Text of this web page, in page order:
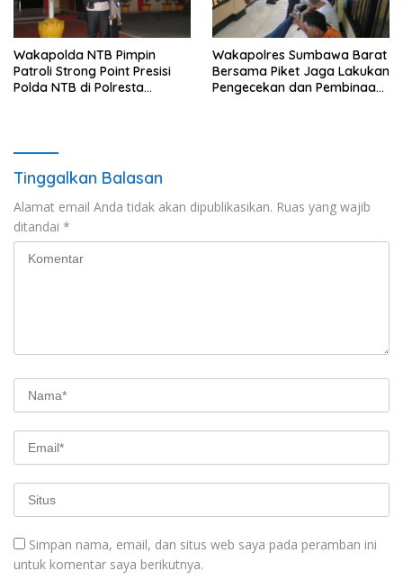
Wakapolda NTB Pimpin
Patroli Strong Point Presisi
Polda NTB di Polresta
Wakapolres Sumbawa Barat
Bersama Piket Jaga Lakukan
Pengecekan dan Pembinaan
Tinggalkan Balasan
Alamat email Anda tidak akan dipublikasikan. Ruas yang wajib
ditandai *
Simpan nama, email, dan situs web saya pada peramban ini
untuk komentar saya berikutnya.